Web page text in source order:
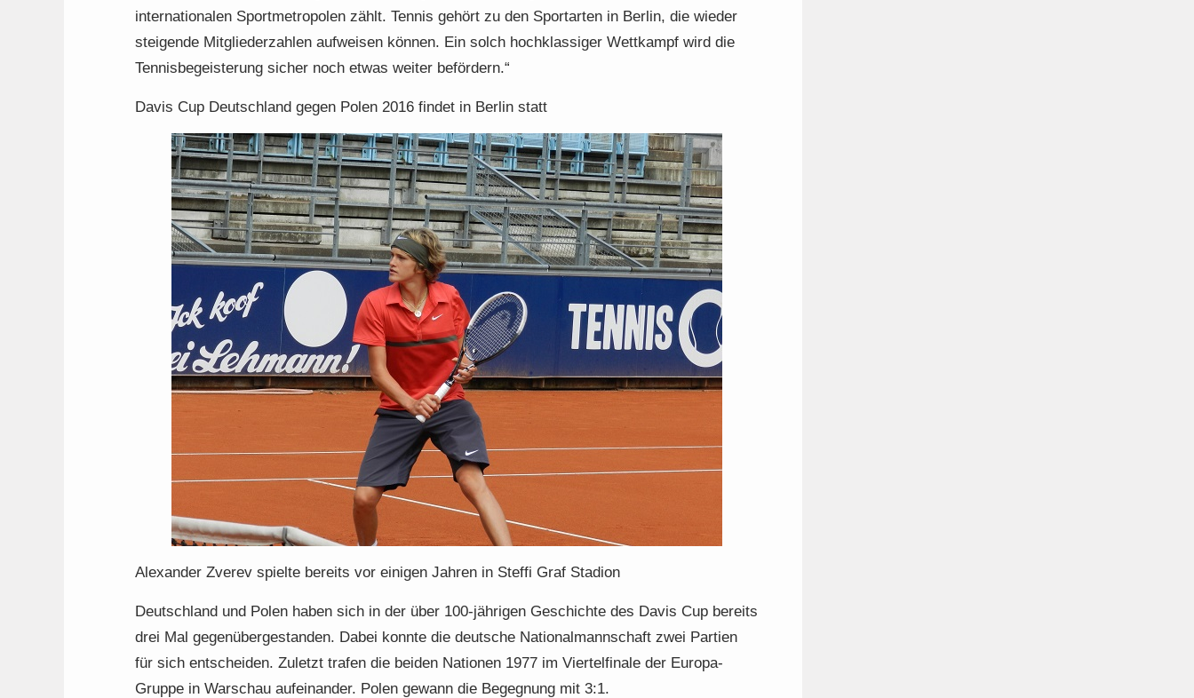
internationalen Sportmetropolen zählt. Tennis gehört zu den Sportarten in Berlin, die wieder
steigende Mitgliederzahlen aufweisen können. Ein solch hochklassiger Wettkampf wird die
Tennisbegeisterung sicher noch etwas weiter befördern.“
Davis Cup Deutschland gegen Polen 2016 findet in Berlin statt
Alexander Zverev spielte bereits vor einigen Jahren in Steffi Graf Stadion
Deutschland und Polen haben sich in der über 100-jährigen Geschichte des Davis Cup bereits
drei Mal gegenübergestanden. Dabei konnte die deutsche Nationalmannschaft zwei Partien
für sich entscheiden. Zuletzt trafen die beiden Nationen 1977 im Viertelfinale der Europa-
Gruppe in Warschau aufeinander. Polen gewann die Begegnung mit 3:1.